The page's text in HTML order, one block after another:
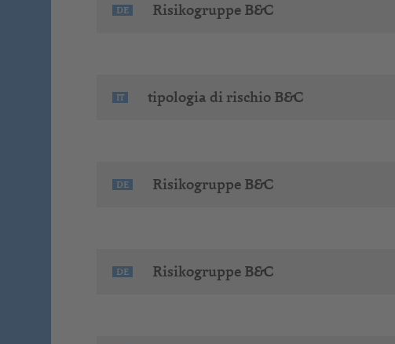
DE Risikogruppe B&C
IT tipologia di rischio B&C
DE Risikogruppe B&C
DE Risikogruppe B&C